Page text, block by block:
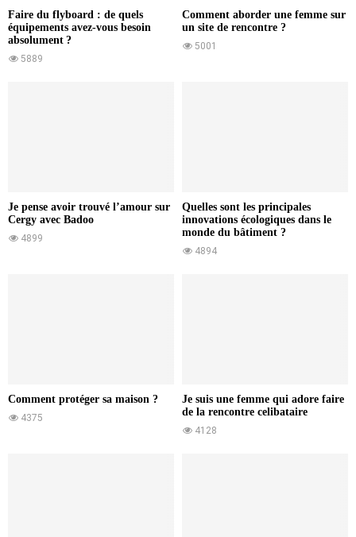
Faire du flyboard : de quels
équipements avez-vous besoin
absolument ?
5889
Comment aborder une femme sur
un site de rencontre ?
5001
Je pense avoir trouvé l’amour sur
Cergy avec Badoo
4899
Quelles sont les principales
innovations écologiques dans le
monde du bâtiment ?
4894
Comment protéger sa maison ?
4375
Je suis une femme qui adore faire
de la rencontre celibataire
4128